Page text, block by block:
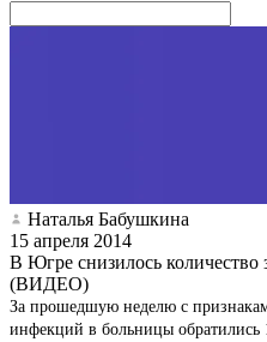
Наталья Бабушкина
15 апреля 2014
В Югре снизилось
(ВИДЕО)
За прошедшую неделю с
инфекций в больницы обратились